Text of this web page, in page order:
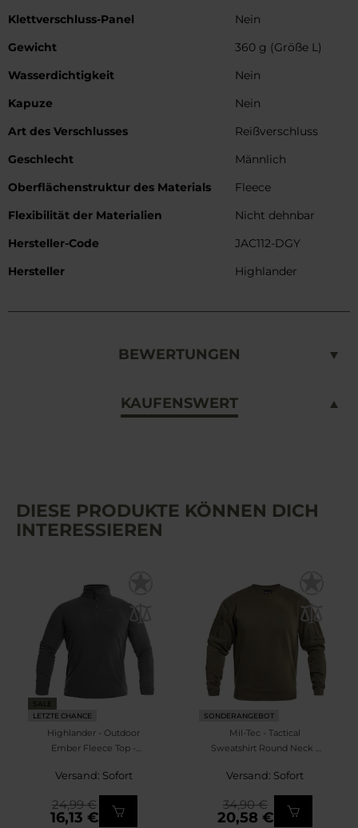
Klettverschluss-Panel
Nein
Gewicht
360 g (Größe L)
Wasserdichtigkeit
Nein
Kapuze
Nein
Art des Verschlusses
Reißverschluss
Geschlecht
Männlich
Oberflächenstruktur des Materials
Fleece
Flexibilität der Materialien
Nicht dehnbar
Hersteller-Code
JAC112-DGY
Hersteller
Highlander
BEWERTUNGEN
KAUFENSWERT
DIESE PRODUKTE KÖNNEN DICH
INTERESSIEREN
SALE
LETZTE CHANCE
Highlander - Outdoor
Ember Fleece Top -
Versand: Sofort
16,13 €
24,99 €
SONDERANGEBOT
Mil-Tec - Tactical
Sweatshirt Round Neck -
Versand: Sofort
20,58 €
34,90 €